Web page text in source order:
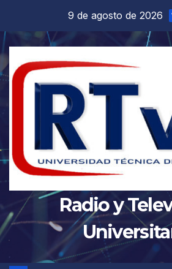
contenido
9 de agosto de 2026
Radio y